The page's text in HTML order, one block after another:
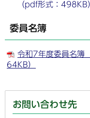
（pdf形式：498KB
委員名簿
令和7年度委員名簿
64KB）
お問い合わせ先